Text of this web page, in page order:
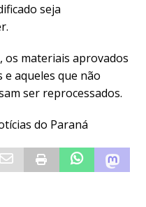
seja
os materiais aprovados
aqueles que não
ser reprocessados.
do Paraná